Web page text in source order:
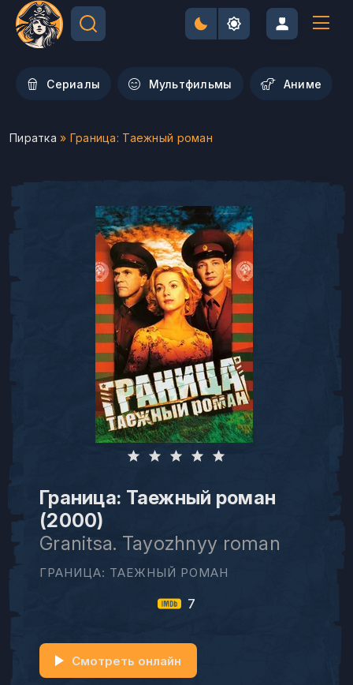
Сериалы Мультфильмы Aниме
Пиратка » Граница: Таежный роман
Граница: Таежный роман
(2000)
Granitsa. Tayozhnyy roman
ГРАНИЦА: ТАЕЖНЫЙ РОМАН
7
Смотреть онлайн